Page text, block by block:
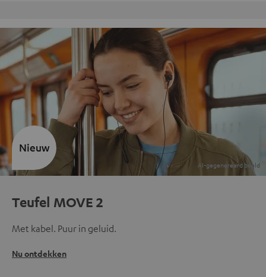
Teufel MOVE 2
Met kabel. Puur in geluid.
Nu ontdekken
Nieuw